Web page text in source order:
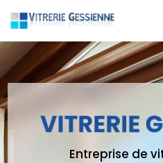
au
contenu
principal
Entreprise de